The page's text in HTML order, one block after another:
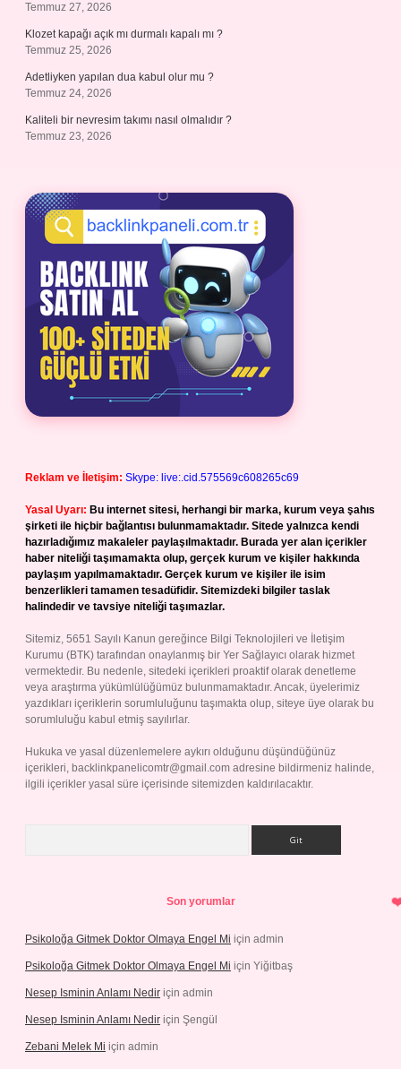
Temmuz 27, 2026
Klozet kapağı açık mı durmalı kapalı mı ?
Temmuz 25, 2026
Adetliyken yapılan dua kabul olur mu ?
Temmuz 24, 2026
Kaliteli bir nevresim takımı nasıl olmalıdır ?
Temmuz 23, 2026
Reklam ve İletişim: Skype: live:.cid.575569c608265c69
Yasal Uyarı: Bu internet sitesi, herhangi bir marka, kurum veya şahıs
şirketi ile hiçbir bağlantısı bulunmamaktadır. Sitede yalnızca kendi
hazırladığımız makaleler paylaşılmaktadır. Burada yer alan içerikler
haber niteliği taşımamakta olup, gerçek kurum ve kişiler hakkında
paylaşım yapılmamaktadır. Gerçek kurum ve kişiler ile isim
benzerlikleri tamamen tesadüfidir. Sitemizdeki bilgiler taslak
halindedir ve tavsiye niteliği taşımazlar.
Sitemiz, 5651 Sayılı Kanun gereğince Bilgi Teknolojileri ve İletişim
Kurumu (BTK) tarafından onaylanmış bir Yer Sağlayıcı olarak hizmet
vermektedir. Bu nedenle, sitedeki içerikleri proaktif olarak denetleme
veya araştırma yükümlülüğümüz bulunmamaktadır. Ancak, üyelerimiz
yazdıkları içeriklerin sorumluluğunu taşımakta olup, siteye üye olarak bu
sorumluluğu kabul etmiş sayılırlar.
Hukuka ve yasal düzenlemelere aykırı olduğunu düşündüğünüz
içerikleri, backlinkpanelicomtr@gmail.com adresine bildirmeniz halinde,
ilgili içerikler yasal süre içerisinde sitemizden kaldırılacaktır.
Son yorumlar
Psikoloğa Gitmek Doktor Olmaya Engel Mi için admin
Psikoloğa Gitmek Doktor Olmaya Engel Mi için Yiğitbaş
Nesep Isminin Anlamı Nedir için admin
Nesep Isminin Anlamı Nedir için Şengül
Zebani Melek Mi için admin